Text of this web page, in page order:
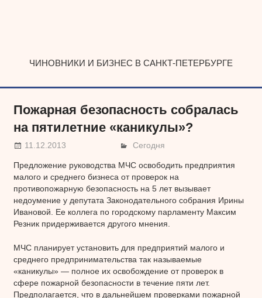
ЧИНОВНИКИ И БИЗНЕС В САНКТ-ПЕТЕРБУРГЕ
Пожарная безопасность собралась
на пятилетние «каникулы»?
11.12.2013 Сегодня
Предложение руководства МЧС освободить предприятия
малого и среднего бизнеса от проверок на
противопожарную безопасность на 5 лет вызывает
недоумение у депутата Законодательного собрания Ирины
Ивановой. Ее коллега по городскому парламенту Максим
Резник придерживается другого мнения.
МЧС планирует установить для предприятий малого и
среднего предпринимательства так называемые
«каникулы» — полное их освобождение от проверок в
сфере пожарной безопасности в течение пяти лет.
Предполагается, что в дальнейшем проверками пожарной